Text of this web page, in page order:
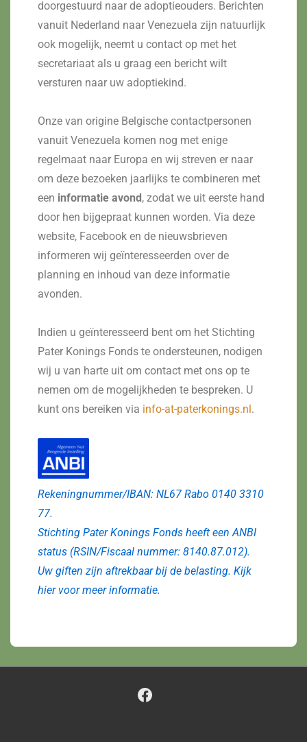
doorgestuurd naar de adoptieouders. Berichten
vanuit Nederland naar Venezuela zijn natuurlijk
ook mogelijk, neemt u contact op met het
secretariaat als u graag een bericht wilt
versturen naar uw adoptiekind.
Onze van origine Belgische contactpersonen
vanuit Venezuela komen nog met enige
regelmaat naar Europa en wij streven er naar
om deze bezoeken jaarlijks te combineren met
een informatie avond, zodat we uit eerste hand
door hen bijgepraat kunnen worden. Via deze
website, Facebook en de nieuwsbrieven
informeren wij geïnteresseerden over de
planning en inhoud van deze informatie
avonden.
Indien u geïnteresseerd bent om het Stichting
Pater Konings Fonds te ondersteunen, nodigen
wij u van harte uit om contact met ons op te
nemen om de mogelijkheden te bespreken. U
kunt ons bereiken via info-at-paterkonings.nl.
Rekeningnummer/IBAN: NL67 Rabo 0140 3310
77.
Stichting Pater Konings Fonds heeft een ANBI
status (RSIN/Fiscaal nummer: 8140.87.012).
Uw giften zijn aftrekbaar bij de belasting. Kijk
hiervoor meer informatie.